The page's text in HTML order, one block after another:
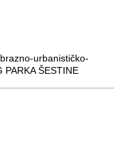
urbanističko-
ŠESTINE